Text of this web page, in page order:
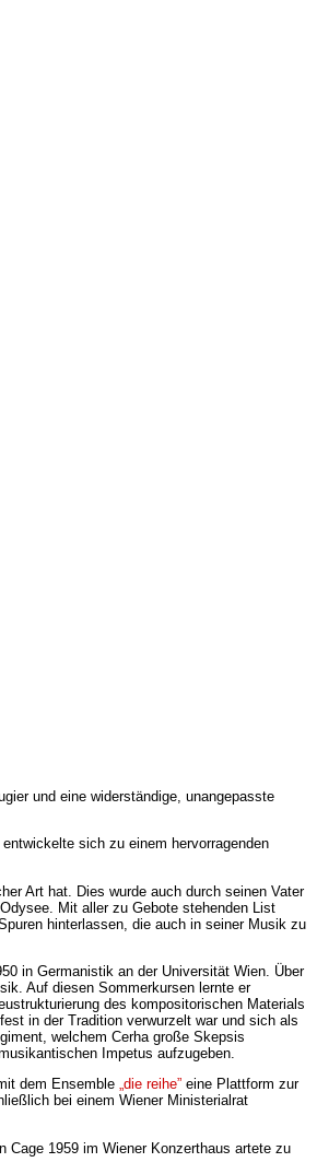
und eine widerständige, unangepasste
sich zu einem hervorragenden
Art hat. Dies wurde auch durch seinen Vater
Mit aller zu Gebote stehenden List
hinterlassen, die auch in seiner Musik zu
in Germanistik an der Universität Wien. Über
Auf diesen Sommerkursen lernte er
des kompositorischen Materials
in der Tradition verwurzelt war und sich als
welchem Cerha große Skepsis
Impetus aufzugeben.
dem Ensemble „die reihe” eine Plattform zur
bei einem Wiener Ministerialrat
Cage 1959 im Wiener Konzerthaus artete zu